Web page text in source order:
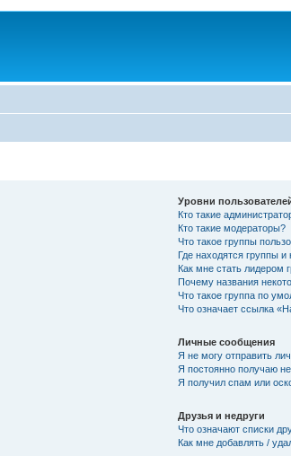
Уровни
Кто такие
Кто такие модераторы?
Что такое группы
Где находятся группы и
Как мне стать лидером
Почему названия
Что такое группа по
Что означает ссылка
Личные сообщения
Я не могу отправить
Я постоянно получаю
Я получил спам или
Друзья и недруги
Что означают списки
Как мне добавлять /